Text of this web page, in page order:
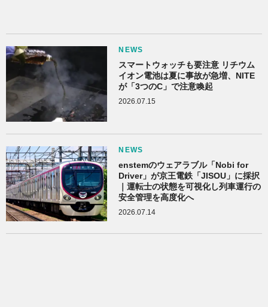
NEWS
スマートウォッチも要注意 リチウム
イオン電池は夏に事故が急増、NITE
が「3つのC」で注意喚起
2026.07.15
NEWS
enstemのウェアラブル「Nobi for
Driver」が京王電鉄「JISOU」に採択
｜運転士の状態を可視化し列車運行の
安全管理を高度化へ
2026.07.14